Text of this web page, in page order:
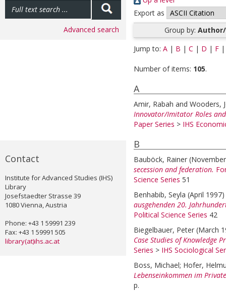
Advanced search
Contact
Institute for Advanced Studies (IHS)
Library
Josefstaedter Strasse 39
1080 Vienna, Austria
Phone: +43 1 59991 239
Fax: +43 1 59991 505
library(at)ihs.ac.at
Export as
Group by:
Jump to: A | B | C | D | F
Number of items: 105.
A
Amir, Rabah and Wooders,
Innovator/Imitator Roles
Paper Series > IHS
B
Bauböck, Rainer
secession and federation.
Science Series 51
Benhabib, Seyla (April 1997)
ausgehenden 20.
Political Science Series 42
Biegelbauer, Peter (March
Case Studies of Knowledge
Series > IHS Sociological
Boss, Michael; Hofer,
Lebenseinkommen im
p.